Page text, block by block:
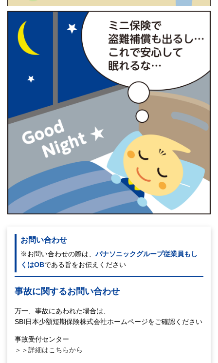
お問い合わせ
※お問い合わせの際は、 パナソニックグループ従業員もし
くはOBである旨をお伝えください
事故に関するお問い合わせ
万一、事故にあわれた場合は、
SBI日本少額短期保険株式会社ホームページをご確認ください
事故受付センター
＞＞詳細はこちらから